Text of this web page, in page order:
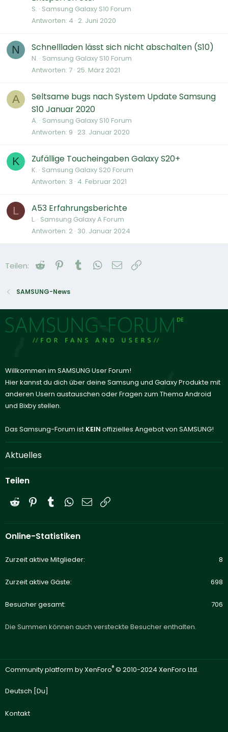
S. Samsung Galaxy S10 Forum
Antworten 4 2. Juni 2020
N Schnellladen lässt sich nicht abschalten (S10)
N. Samsung Galaxy S10 Forum
Antworten 7 25. März 2021
A
Seltsame bugs nach System Update Samsung
S10 Januar 2020
A. Samsung Galaxy S10 Forum
Antworten 9 23. Januar 2020
K Zufällige Toucheingaben Galaxy S20+
K. Samsung Galaxy S20 Forum
Antworten 3 4. Februar 2021
L A53 Erfahrungsberichte
L. Samsung Galaxy A Forum
Antworten 2 30. Januar 2024
Teilen: Reddit Pinterest
Tumblr WhatsApp
E-Mail
SAMSUNG-News
Willkommen im SAMSUNG User Forum!
Hier kannst du dich über deine Samsung und Galaxy Produkte mit
anderen Usern austauschen oder Fragen zum Thema Android
und Bixby stellen.
Das Samsung-Forum ist KEIN offizielles Angebot von SAMSUNG!
Aktuelles
Teilen
Reddit PinterestTumblrWhatsApp
E-Mail
Online-Statistiken
Zurzeit aktive Mitglieder 8
Zurzeit aktive Gäste 698
Besucher gesamt 706
Die Summen können auch versteckte Besucher enthalten.
Community platform by XenForo® © 2010-2024 XenForo Ltd.
Deutsch [Du]
Kontakt